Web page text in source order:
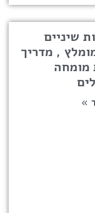
שיניים
, מדריך
מומחה
»